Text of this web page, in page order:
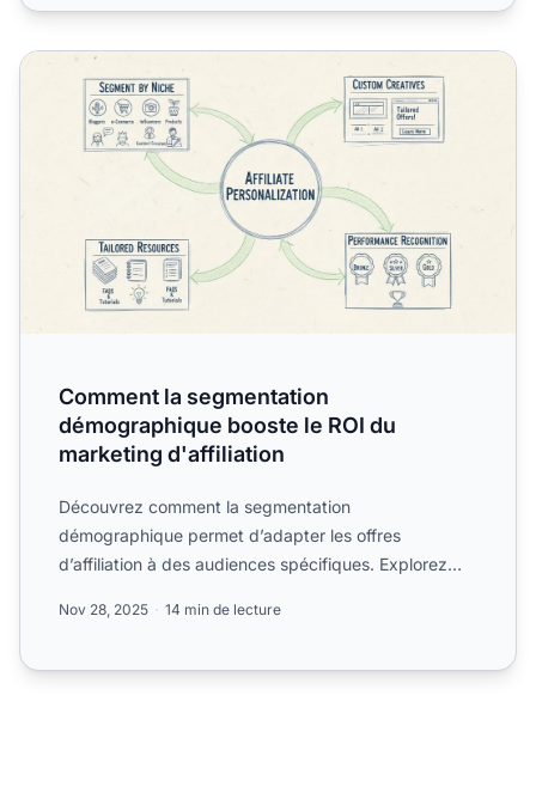
Comment la segmentation démographique booste le
Comment la segmentation
démographique booste le ROI du
marketing d'affiliation
Découvrez comment la segmentation
démographique permet d’adapter les offres
d’affiliation à des audiences spécifiques. Explorez
Nov 28, 2025 14 min de lecture